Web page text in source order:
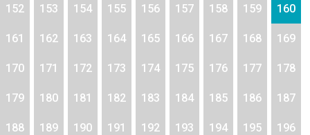
152 153 154 155 156 157 158 159 160
161 162 163 164 165 166 167 168 169
170 171 172 173 174 175 176 177 178
179 180 181 182 183 184 185 186 187
188 189 190 191 192 193 194 195 196